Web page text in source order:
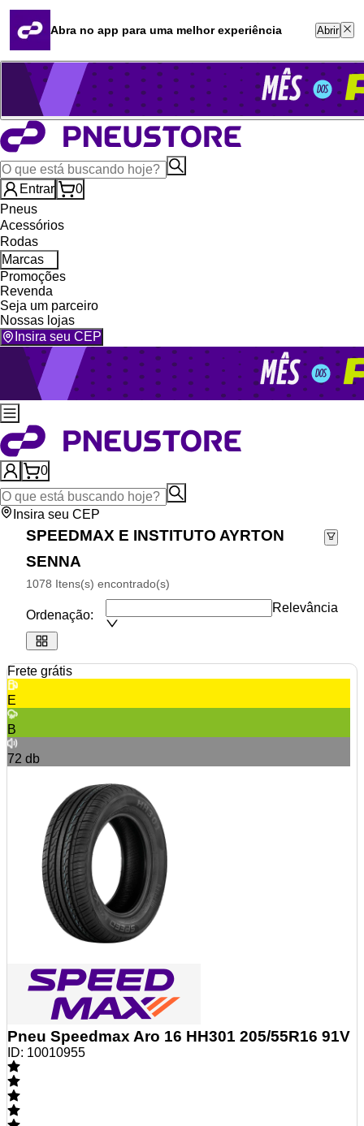
Quero revender
Blog
Whatsapp (16) 99764-8401
Televendas (47) 3046-2551
Entrar
0
Pneus
Acessórios
Rodas
Marcas
Promoções
Revenda
Seja um parceiro
Nossas lojas
Insira seu CEP
0
Insira seu CEP
SPEEDMAX E INSTITUTO AYRTON
SENNA
1078 Itens(s) encontrado(s)
Ordenação:
Relevância
Frete grátis
E
B
72 db
Pneu Speedmax Aro 16 HH301 205/55R16 91V
ID: 10010955
Abra no app para uma melhor experiência Abrir